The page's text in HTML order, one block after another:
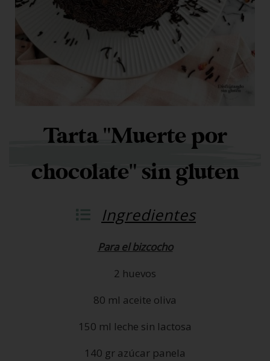
Tarta "Muerte por
chocolate" sin gluten
Ingredientes
Para el bizcocho
2 huevos
80 ml aceite oliva
150 ml leche sin lactosa
140 gr azúcar panela